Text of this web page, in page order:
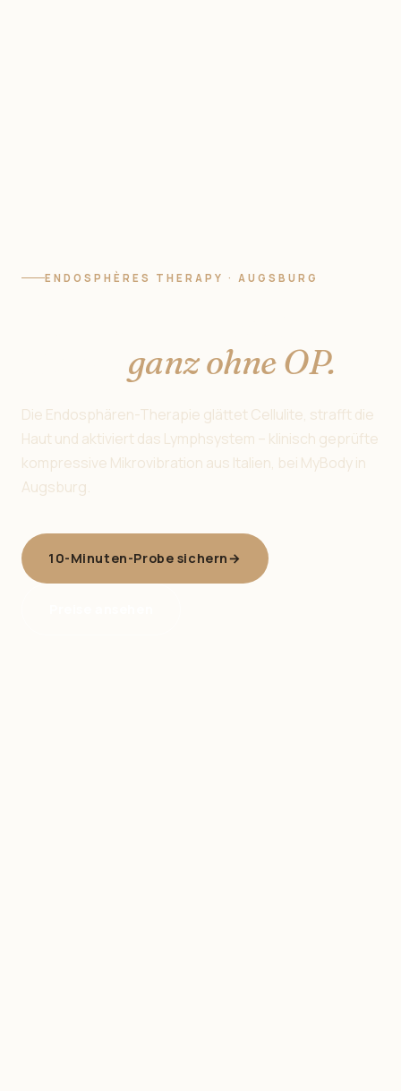
ENDOSPHÈRES THERAPY · AUGSBURG
ganz ohne OP.
Die Endosphären-Therapie glättet Cellulite, strafft die
Haut und aktiviert das Lymphsystem – klinisch geprüfte
kompressive Mikrovibration aus Italien, bei MyBody in
Augsburg.
10-Minuten-Probe sichern→